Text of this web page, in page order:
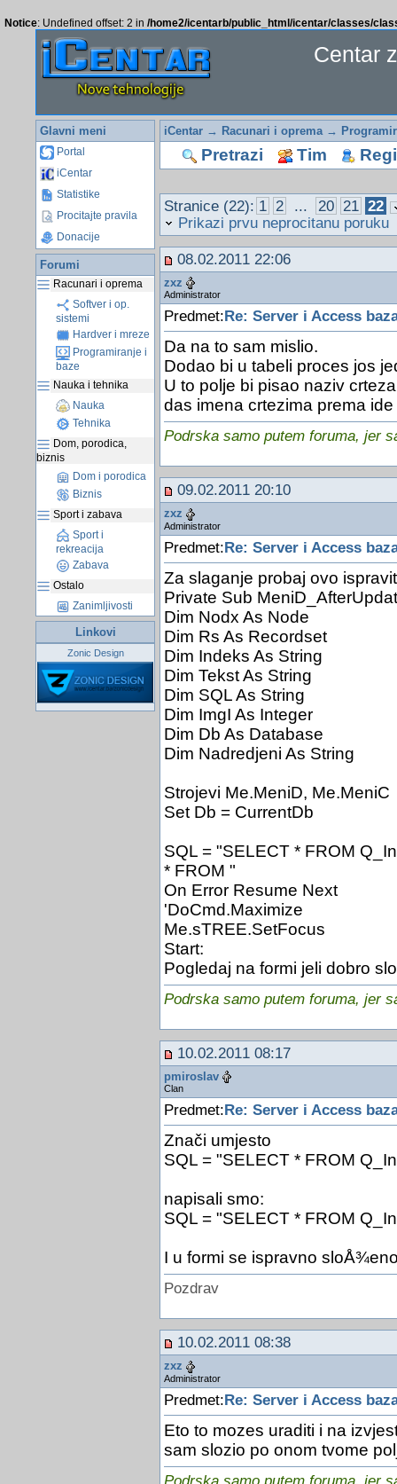
Notice: Undefined offset: 2 in /home2/icentarb/public_html/icentar/classes/
Centar
Glavni meni
Portal
iCentar
Statistike
Procitajte pravila
Donacije
Forumi
Racunari i oprema
Softver i op.
sistemi
Hardver i mreze
Programiranje i
baze
Nauka i tehnika
Nauka
Tehnika
Dom, porodica,
biznis
Dom i porodica
Biznis
Sport i zabava
Sport i
rekreacija
Zabava
Ostalo
Zanimljivosti
Linkovi
Zonic Design
iCentar→ Racunari i oprema→
Pretrazi Tim
Stranice (22): 1 2 ... 20 21 22
Prikazi prvu neprocitanu poruku
08.02.2011 22:06
zxz
Administrator
Predmet: Re: Server i Access
Da na to sam mislio.
Dodao bi u tabeli proces jos
U to polje bi pisao naziv
das imena crtezima prema
Podrska samo putem foruma, jer
09.02.2011 20:10
zxz
Administrator
Predmet:Re: Server i Access
Za slaganje probaj ovo
Private Sub
Dim Nodx As Node
Dim Rs As Recordset
Dim Indeks As String
Dim Tekst As String
Dim SQL As String
Dim ImgI As Integer
Dim Db As Database
Dim Nadredjeni As String
Strojevi Me.MeniD, Me.MeniC
Set Db = CurrentDb
SQL = "SELECT * FROM
* FROM "
On Error Resume Next
'DoCmd.Maximize
Me.sTREE.SetFocus
Start:
Pogledaj na formi jeli dobro
Podrska samo putem foruma, jer
10.02.2011 08:17
pmiroslav
Clan
Predmet: Re: Server i Access
Znači umjesto
SQL = "SELECT * FROM
napisali smo:
SQL = "SELECT * FROM
I u formi se ispravno
Pozdrav
10.02.2011 08:38
zxz
Administrator
Predmet:Re: Server i Access
Eto to mozes uraditi i na
sam slozio po onom tvome